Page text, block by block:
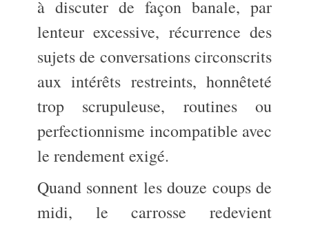
à discuter de façon banale, par
lenteur excessive, récurrence des
sujets de conversations circonscrits
aux intérêts restreints, honnêteté
trop scrupuleuse, routines ou
perfectionnisme incompatible avec
le rendement exigé.
Quand sonnent les douze coups de
midi, le carrosse redevient